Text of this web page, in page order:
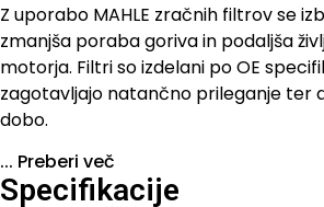
Z uporabo MAHLE zračnih filtrov se
zmanjša poraba goriva in podaljša
motorja. Filtri so izdelani po OE
zagotavljajo natančno prileganje ter
dobo.
... Preberi več
Specifikacije